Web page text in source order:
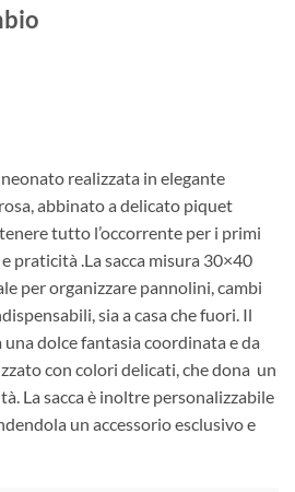
realizzata in elegante
abbinato a delicato piquet
tutto l’occorrente per i primi
praticità .La sacca misura 30×40
per organizzare pannolini, cambi
sia a casa che fuori. Il
dolce fantasia coordinata e da
con colori delicati, che dona un
La sacca è inoltre personalizzabile
un accessorio esclusivo e